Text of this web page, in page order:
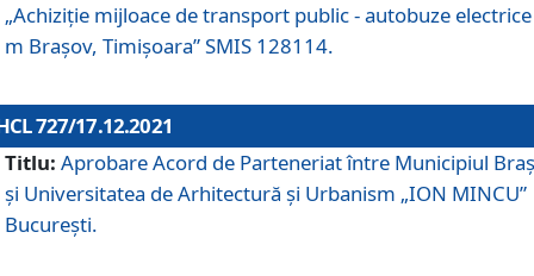
„Achiziție mijloace de transport public - autobuze
m Brașov, Timișoara” SMIS 128114.
727/17.12.2021
Titlu: Aprobare Acord de Parteneriat între Municipiul
și Universitatea de Arhitectură și Urbanism „ION MINCU”
București.